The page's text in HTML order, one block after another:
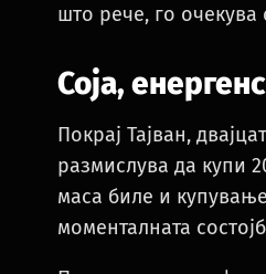
што рече, го очекува
Соја,
Покрај Тајван,
размислува да купи
маса биле и
моменталната